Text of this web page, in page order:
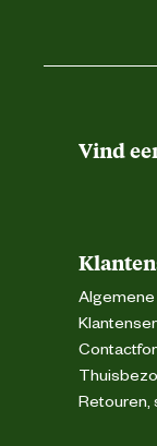
Vind
Retouren,